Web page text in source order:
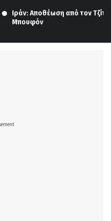
Ιράν: Αποθέωση από τον Τζίτζι
Μπουφόν